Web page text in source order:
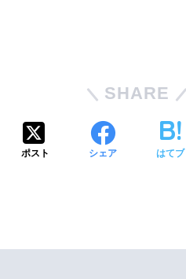
SHARE
ポスト シェア はてブ